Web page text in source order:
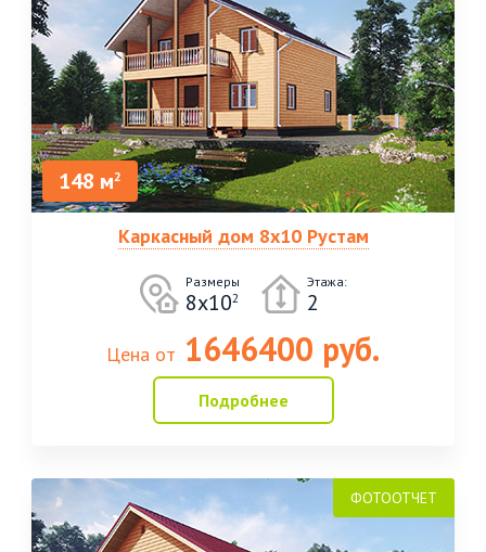
148 м2
Каркасный дом 8х10 Рустам
Размеры
8х102
Этажа:
2
Цена от 1646400 руб.
Подробнее